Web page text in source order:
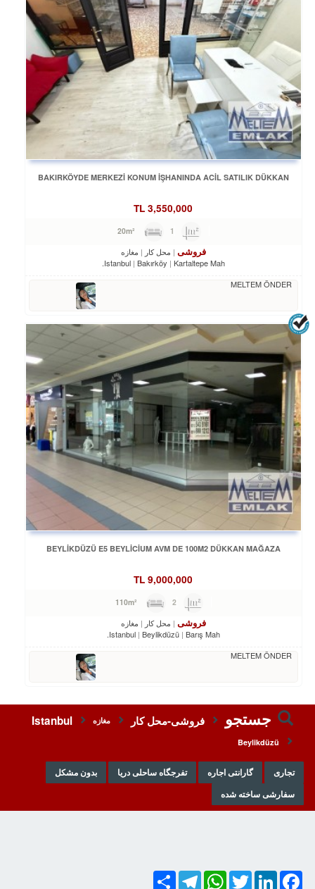
BAKIRKÖYDE MERKEZİ KONUM İŞHANINDA ACİL SATILIK DÜKKAN
TL 3,550,000
1
فروشی محل کار
مغازه
Istanbul Bakırköy
Kartaltepe Mah.
MELTEM ÖNDER
BEYLİKDÜZÜ E5 BEYLİCİUM AVM DE 100M2 DÜKKAN MAĞAZA
TL 9,000,000
2
فروشی محل کار
مغازه
Istanbul Beylikdüzü Barış Mah.
MELTEM ÖNDER
جستجو فروشی-محل کار مغازه Istanbul
Beylikdüzü
تجاری گارانتی اجاره تفرجگاه ساحلی دریا
بدون مشکل
سفارشی ساخته شده
Facebook
LinkedIn
Twitter
WhatsApp
Telegram
Share